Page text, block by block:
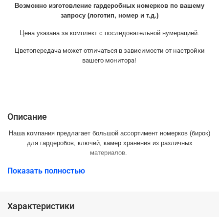
Возможно изготовление гардеробных номерков по вашему
запросу (логотип, номер и т.д.)
Цена указана за комплект с последовательной нумерацией.
Цветопередача может отличаться в зависимости от настройки
вашего монитора!
Описание
Наша компания предлагает большой ассортимент номерков (бирок)
для гардеробов, ключей, камер хранения из различных
материалов.
Красивые! Прочные! Яркие!
Показать полностью
Характеристики